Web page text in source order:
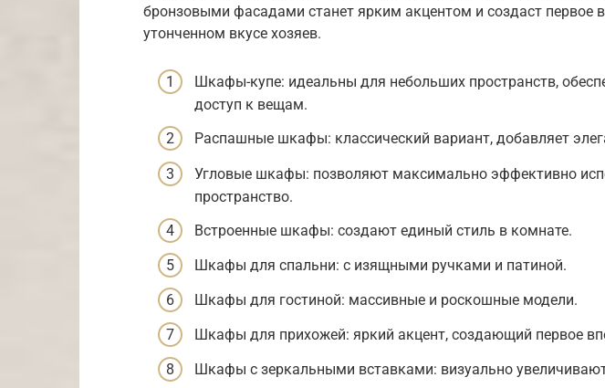
бронзовыми фасадами станет ярким акцентом и создаст первое
утонченном вкусе хозяев.
Шкафы-купе: идеальны для небольших пространств,
доступ к вещам.
Распашные шкафы: классический вариант, добавляет
Угловые шкафы: позволяют максимально эффективно
пространство.
Встроенные шкафы: создают единый стиль в комнате.
Шкафы для спальни: с изящными ручками и патиной.
Шкафы для гостиной: массивные и роскошные модели.
Шкафы для прихожей: яркий акцент, создающий первое
Шкафы с зеркальными вставками: визуально